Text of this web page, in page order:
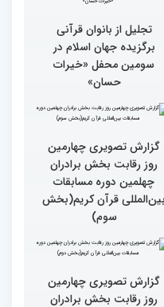
گزارش تصویری سومین
محفل قرآنی «خیرات
حسان»(بخش دوم)
جزئیات پنجمین روز رقابت
بخش برادران مسابقات
بین‌المللی قرآن کریم
تجلیل از بانوان قرآنی
برگزیده جهان اسلام در
سومین محفل «خیرات
حسان»